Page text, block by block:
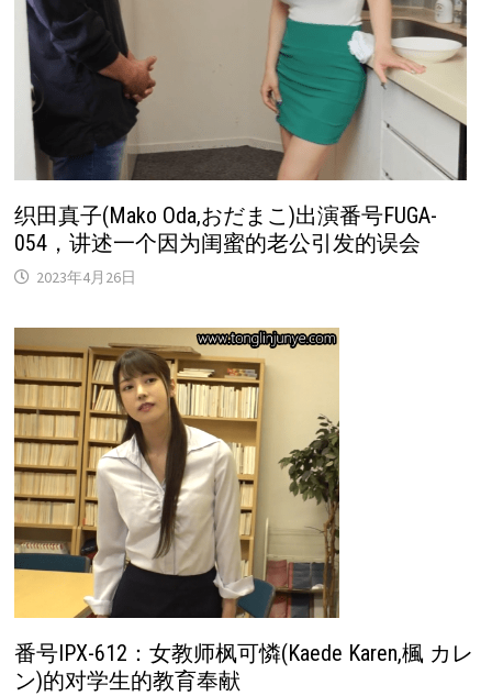
织田真子(Mako Oda,おだまこ)出演番号FUGA-
054，讲述一个因为闺蜜的老公引发的误会
2023年4月26日
番号IPX-612：女教师枫可憐(Kaede Karen,楓 カレ
ン)的对学生的教育奉献